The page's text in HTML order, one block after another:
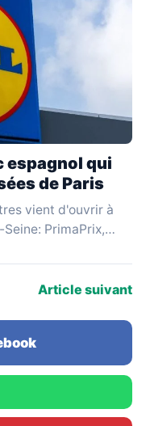
espagnol qui
de Paris
vient d'ouvrir à
PrimaPrix,
Article suivant